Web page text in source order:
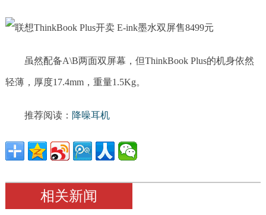
虽然配备A\B两面双屏幕，但ThinkBook Plus的机身依然
轻薄，厚度17.4mm，重量1.5Kg。
推荐阅读： 降噪耳机
相关新闻